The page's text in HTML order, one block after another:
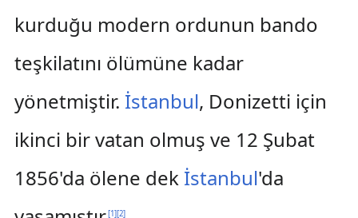
kurduğu modern ordunun bando
teşkilatını ölümüne kadar
yönetmiştir. İstanbul, Donizetti için
ikinci bir vatan olmuş ve 12 Şubat
1856'da ölene dek İstanbul'da
[1][2]